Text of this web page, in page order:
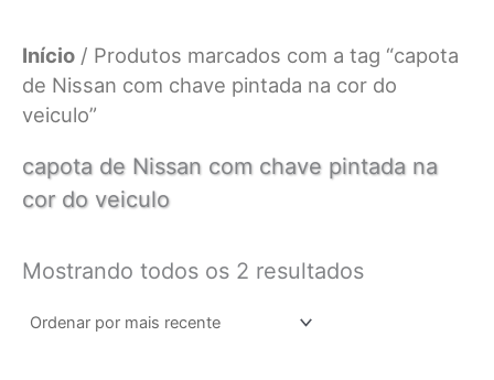
Início / Produtos marcados com a tag “capota
de Nissan com chave pintada na cor do
veiculo”
capota de Nissan com chave pintada na
cor do veiculo
Mostrando todos os 2 resultadosClassificado